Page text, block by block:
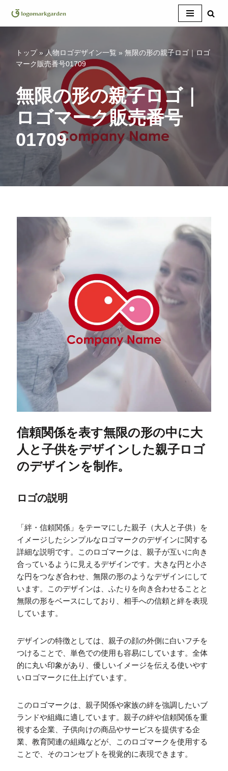
コ
キ
トップ» 人物ロゴデザイン一覧 » 無限の形の親子ロゴ｜ロゴ
マーク販売番号01709
無限の形の親子ロゴ｜
ロゴマーク販売番号
01709
信頼関係を表す無限の形の中に大
人と子供をデザインした親子ロゴ
のデザインを制作。
ロゴの説明
「絆・信頼関係」をテーマにした親子（大人と子供）を
イメージしたシンプルなロゴマークのデザインに関する
詳細な説明です。このロゴマークは、親子が互いに向き
合っているように見えるデザインです。大きな円と小さ
な円をつなぎ合わせ、無限の形のようなデザインにして
います。このデザインは、ふたりを向き合わせることと
無限の形をベースにしており、相手への信頼と絆を表現
しています。
デザインの特徴としては、親子の顔の外側に白いフチを
つけることで、単色での使用も容易にしています。全体
的に丸い印象があり、優しいイメージを伝える使いやす
いロゴマークに仕上げています。
このロゴマークは、親子関係や家族の絆を強調したいブ
ランドや組織に適しています。親子の絆や信頼関係を重
視する企業、子供向けの商品やサービスを提供する企
業、教育関連の組織などが、このロゴマークを使用する
ことで、そのコンセプトを視覚的に表現できます。